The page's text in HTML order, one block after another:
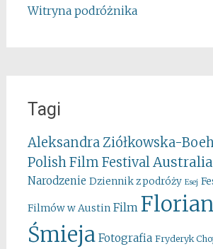
Witryna podróżnika
Tagi
Aleksandra Ziółkowska-
Polish Film FestivalAustralia
Narodzenie Dziennik z podróży Esej
Filmów w Austin Film
Śmieja Fotografia Fryderyk